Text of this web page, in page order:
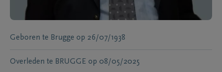
Geboren te Brugge op 26/07/1938
Overleden te BRUGGE op 08/05/2025